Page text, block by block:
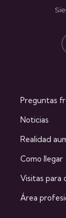
Preguntas
Noticias
Realidad
Como llegar
Visitas para
Área